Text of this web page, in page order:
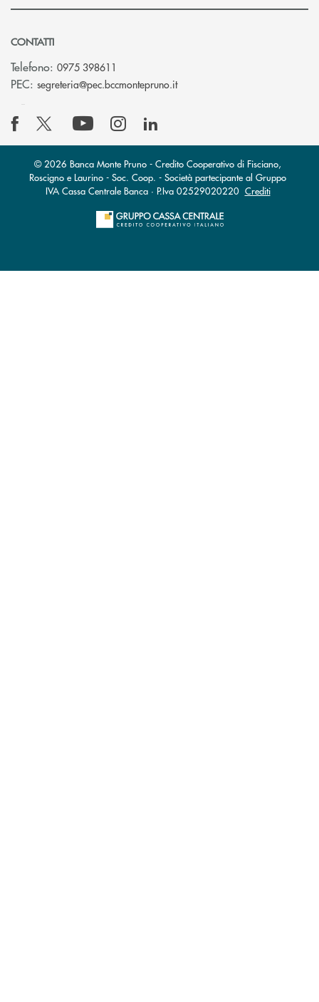
CONTATTI
Telefono: 0975 398611
PEC: segreteria@pec.bccmontepruno.it(si apre l’app di posta
© 2026 Banca Monte Pruno - Credito Cooperativo di Fisciano,
Roscigno e Laurino - Soc. Coop. - Società partecipante al Gruppo
IVA Cassa Centrale Banca · P.Iva 02529020220 Crediti